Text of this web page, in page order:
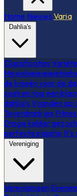
Home Nieuws Varia
Dahlia's
Classificaties
de knieën voor de
zoeken nog een
dahlia's Vijanden op
Toverdrankjes
Droge kelder
perfecte plaatje It's
Vereniging
Verenigingen